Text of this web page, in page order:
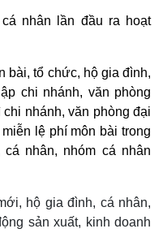
nhân lần đầu ra hoạt
bài, tổ chức, hộ gia đình,
chi nhánh, văn phòng
nhánh, văn phòng đại
lệ phí môn bài trong
nhân, nhóm cá nhân
hộ gia đình, cá nhân,
sản xuất, kinh doanh